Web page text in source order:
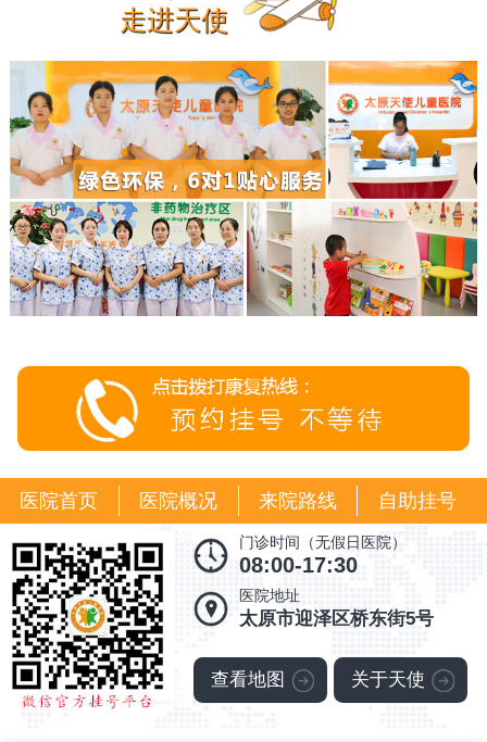
走进天使
医院首页 医院概况 来院路线 自助挂号
门诊时间（无假日医院）
08:00-17:30
医院地址
太原市迎泽区桥东街5号
查看地图 关于天使